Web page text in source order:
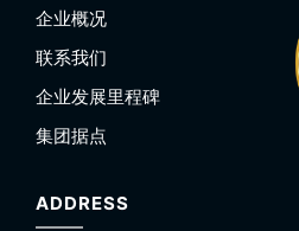
企业概况
联系我们
企业发展里程碑
集团据点
ADDRESS